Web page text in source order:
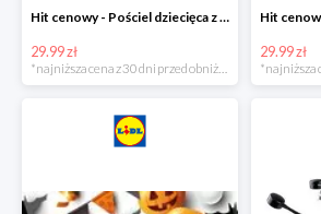
Hit cenowy - Pościel dziecięca z biobawełny renforcé
29.99 zł 29.99 zł